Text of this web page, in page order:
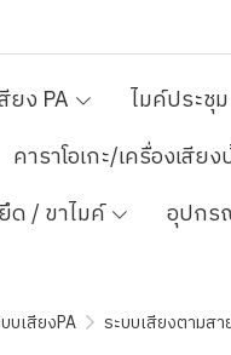
ยง PA ไมค์ประชุม
คาราโอเกะ/เครื่องเสีย
ด / ขาไมค์
อุปกร
บเสียงPA ระบบเสียงตามส